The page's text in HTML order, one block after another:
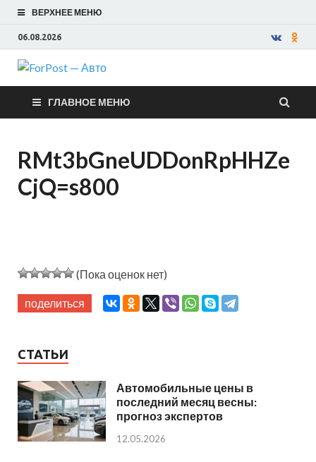
ВЕРХНЕЕ МЕНЮ
06.08.2026
ForPost —
Авто
ГЛАВНОЕ МЕНЮ
RMt3bGneUDDonRpHHZe
CjQ=s800
(Пока оценок нет)
поделиться
СТАТЬИ
Автомобильные цены в
последний месяц весны:
прогноз экспертов
12.05.2026